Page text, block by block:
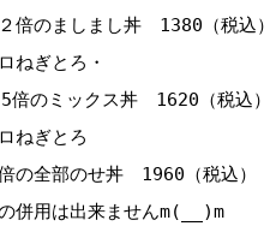
倍のましまし丼 1380（税込）
ねぎとろ・
のミックス丼 1620（税込）
ねぎとろ
の全部のせ丼 1960（税込）
併用は出来ませんm(__)m